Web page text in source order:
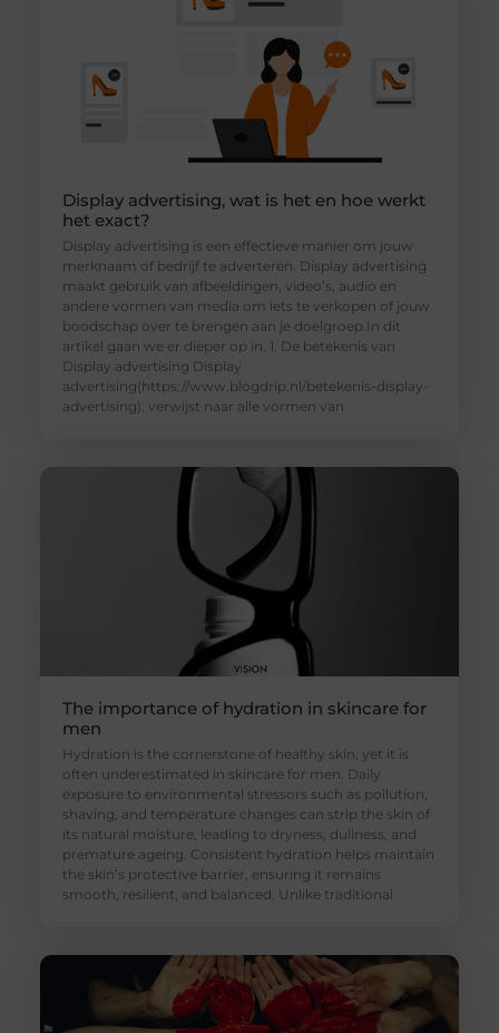
Display advertising, wat is het en hoe werkt
het exact?
Display advertising is een effectieve manier om jouw
merknaam of bedrijf te adverteren. Display advertising
maakt gebruik van afbeeldingen, video’s, audio en
andere vormen van media om iets te verkopen of jouw
boodschap over te brengen aan je doelgroep.In dit
artikel gaan we er dieper op in. 1. De betekenis van
Display advertising Display
advertising(https://www.blogdrip.nl/betekenis-display-
advertising). verwijst naar alle vormen van
The importance of hydration in skincare for
men
Hydration is the cornerstone of healthy skin, yet it is
often underestimated in skincare for men. Daily
exposure to environmental stressors such as pollution,
shaving, and temperature changes can strip the skin of
its natural moisture, leading to dryness, dullness, and
premature ageing. Consistent hydration helps maintain
the skin’s protective barrier, ensuring it remains
smooth, resilient, and balanced. Unlike traditional